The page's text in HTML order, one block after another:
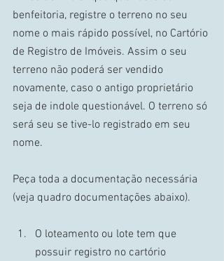
benfeitoria, registre o terreno no seu
nome o mais rápido possível, no Cartório
de Registro de Imóveis. Assim o seu
terreno não poderá ser vendido
novamente, caso o antigo proprietário
seja de indole questionável. O terreno só
será seu se tive-lo registrado em seu
nome.
Peça toda a documentação necessária
(veja quadro documentações abaixo).
O loteamento ou lote tem que
possuir registro no cartório